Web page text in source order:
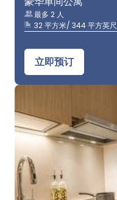
最多 2 人
32 平方米/ 344 平方英尺
立即预订